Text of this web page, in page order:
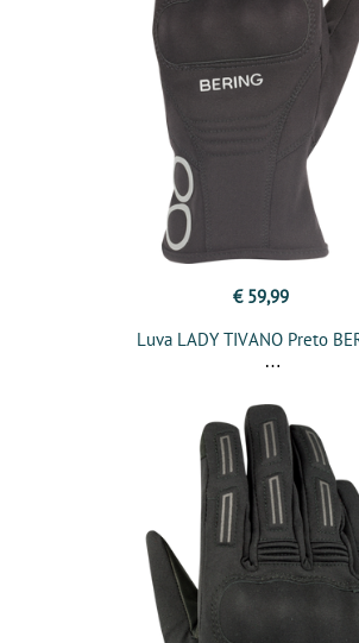
€ 59,99
Luva LADY TIVANO Preto